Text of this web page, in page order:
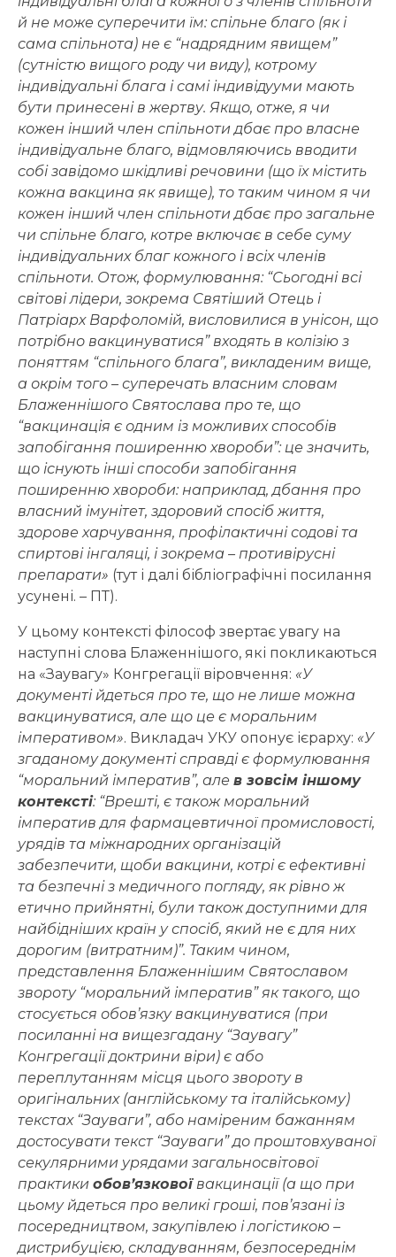
й не може суперечити їм: спільне благо (як і
сама спільнота) не є “надрядним явищем”
(сутністю вищого роду чи виду), котрому
індивідуальні блага і самі індивідууми мають
бути принесені в жертву. Якщо, отже, я чи
кожен інший член спільноти дбає про власне
індивідуальне благо, відмовляючись вводити
собі завідомо шкідливі речовини (що їх містить
кожна вакцина як явище), то таким чином я чи
кожен інший член спільноти дбає про загальне
чи спільне благо, котре включає в себе суму
індивідуальних благ кожного і всіх членів
спільноти. Отож, формулювання: “Сьогодні всі
світові лідери, зокрема Святіший Отець і
Патріарх Варфоломій, висловилися в унісон, що
потрібно вакцинуватися” входять в колізію з
поняттям “спільного блага”, викладеним вище,
а окрім того – суперечать власним словам
Блаженнішого Святослава про те, що
“вакцинація є одним із можливих способів
запобігання поширенню хвороби”: це значить,
що існують інші способи запобігання
поширенню хвороби: наприклад, дбання про
власний імунітет, здоровий спосіб життя,
здорове харчування, профілактичні содові та
спиртові інгаляці, і зокрема – противірусні
препарати» (тут і далі бібліографічні посилання
усунені. – ПТ).
У цьому контексті філософ звертає увагу на
наступні слова Блаженнішого, які покликаються
на «Заувагу» Конгрегації віровчення: «У
документі йдеться про те, що не лише можна
вакцинуватися, але що це є моральним
імперативом». Викладач УКУ опонує ієрарху: «У
згаданому документі справді є формулювання
“моральний імператив”, але в зовсім іншому
контексті: “Врешті, є також моральний
імператив для фармацевтичної промисловості,
урядів та міжнародних організацій
забезпечити, щоби вакцини, котрі є ефективні
та безпечні з медичного погляду, як рівно ж
етично прийнятні, були також доступними для
найбідніших країн у спосіб, який не є для них
дорогим (витратним)”. Таким чином,
представлення Блаженнішим Святославом
звороту “моральний імператив” як такого, що
стосується обов’язку вакцинуватися (при
посиланні на вищезгадану “Заувагу”
Конгрегації доктрини віри) є або
переплутанням місця цього звороту в
оригінальних (англійському та італійському)
текстах “Зауваги”, або наміреним бажанням
достосувати текст “Зауваги” до проштовхуваної
секулярними урядами загальносвітової
практики обов’язковоївакцинації (а що при
цьому йдеться про великі гроші, пов’язані із
посередництвом, закупівлею і логістикою –
дистрибуцією, складуванням, безпосереднім